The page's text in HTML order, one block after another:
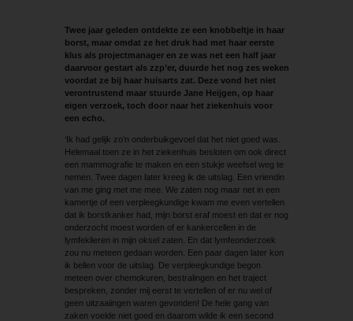
Twee jaar geleden ontdekte ze een knobbeltje in haar
borst, maar omdat ze het druk had met haar eerste
klus als projectmanager en ze was net een half jaar
daarvoor gestart als zzp’er, duurde het nog zes weken
voordat ze bij haar huisarts zat. Deze vond het niet
verontrustend maar stuurde Jane Heijgen, op haar
eigen verzoek, toch door naar het ziekenhuis voor
een echo.
‘Ik had gelijk zo’n onderbuikgevoel dat het niet goed was.
Helemaal toen ze in het ziekenhuis besloten om ook direct
een mammografie te maken en een stukje weefsel weg te
nemen. Twee dagen later kreeg ik de uitslag. Een vriendin
van me ging met me mee. We zaten nog maar net in een
kamertje of een verpleegkundige kwam me even vertellen
dat ik borstkanker had, mijn borst eraf moest en dat er nog
onderzocht moest worden of er kankercellen in de
lymfeklieren in mijn oksel zaten. En dat lymfeonderzoek
zou nu meteen gedaan worden. Een paar dagen later kon
ik bellen voor de uitslag. De verpleegkundige begon
meteen over chemokuren, bestralingen en het traject
bespreken, zonder mij eerst te vertellen of er nu wel of
geen uitzaaiingen waren gevonden! De hele gang van
zaken voelde niet goed en daarom wilde ik een second